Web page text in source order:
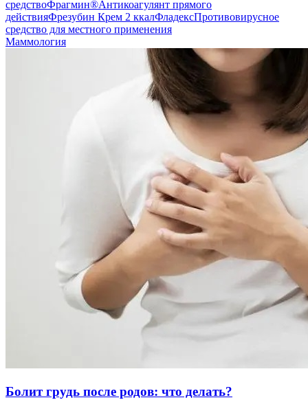
средствоФрагмин®Антикоагулянт прямого
действияФрезубин Крем 2 ккалФладексПротивовирусное
средство для местного применения
Маммология
Болит грудь после родов: что делать?